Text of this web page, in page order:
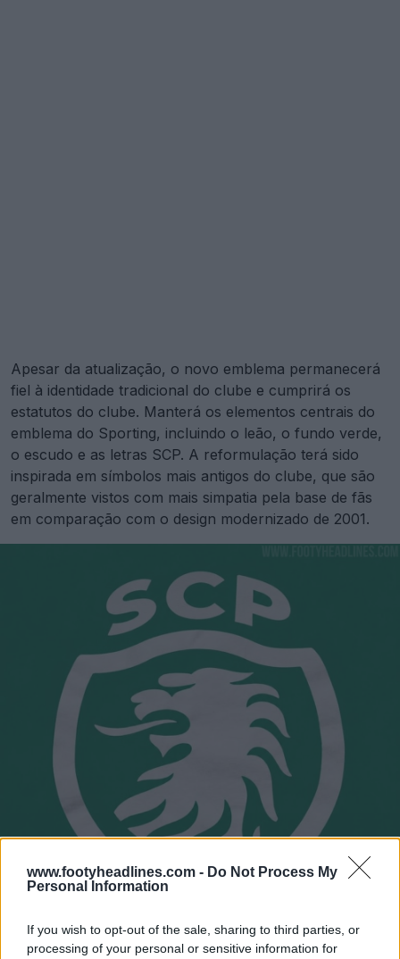
www.footyheadlines.com - Do Not Process My
Personal Information
If you wish to opt-out of the sale, sharing to third parties, or
processing of your personal or sensitive information for
Apesar da atualização, o novo emblema permanecerá
fiel à identidade tradicional do clube e cumprirá os
estatutos do clube. Manterá os elementos centrais do
emblema do Sporting, incluindo o leão, o fundo verde,
o escudo e as letras SCP. A reformulação terá sido
inspirada em símbolos mais antigos do clube, que são
geralmente vistos com mais simpatia pela base de fãs
em comparação com o design modernizado de 2001.